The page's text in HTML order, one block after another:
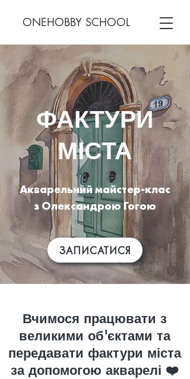
ONEHOBBY SCHOOL
ФАКТУРИ
МІСТА
Акварельний майстер-клас
з Олександрою Гогою
ЗАПИСАТИСЯ
Вчимося працювати з
великими об'єктами та
передавати фактури міста
за допомогою акварелі ❤️